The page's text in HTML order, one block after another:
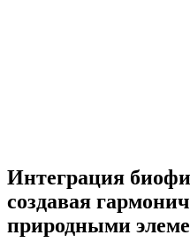
Интеграция
создавая
природными